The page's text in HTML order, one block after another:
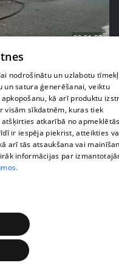
00:01:58
laika
iepirkuma
nodrošinātu un uzlabotu
satura ģenerēšanai, veiktu
kā arī produktu
visām sīkdatnēm, kuras tiek
atkarībā no
ir iespēja piekrist, atteikties
arī tās atsaukšana vai
informācijas par